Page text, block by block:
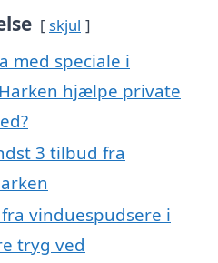
skjul
med speciale i
hjælpe private
3 tilbud fra
vinduespudsere i
tryg ved